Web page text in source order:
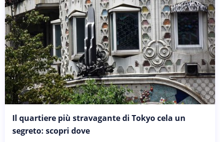
Il quartiere più stravagante di Tokyo cela un
segreto: scopri dove